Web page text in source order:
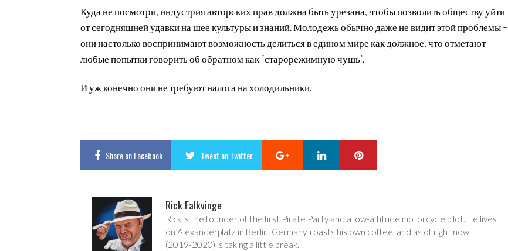
Куда не посмотри, индустрия авторских прав должна быть урезана, чтобы позволить обществу уйти
от сегодняшней удавки на шее культуры и знаний. Молодежь обычно даже не видит этой проблемы –
они настолько воспринимают возможность делиться в едином мире как должное, что отметают
любые попытки говорить об обратном как “старорежимную чушь”.
И уж конечно они не требуют налога на холодильники.
Shareon Facebook Tweet on Twitter Google+ LinkedIn
Rick Falkvinge
Rick is the founder of the first Pirate Party and a low-altitude motorcycle pilot. He lives
on Alexanderplatz in Berlin, Germany, roasts his own coffee, and as of right now
(2019-2020) is taking a little break.